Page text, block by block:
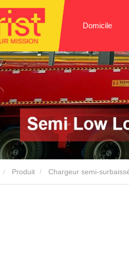
Domicile
Produit Chargeur semi-